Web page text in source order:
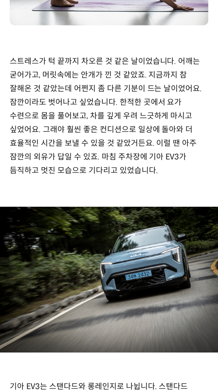
스트레스가 턱 끝까지 차오른 것 같은 날이었습니다. 어깨는
굳어가고, 머릿속에는 안개가 낀 것 같았죠. 지금까지 참
잘해온 것 같았는데 어쩐지 좀 다른 기분이 드는 날이었어요.
잠깐이라도 벗어나고 싶었습니다. 한적한 곳에서 요가
수련으로 몸을 풀어보고, 차를 깊게 우려 느긋하게 마시고
싶었어요. 그래야 훨씬 좋은 컨디션으로 일상에 돌아와 더
효율적인 시간을 보낼 수 있을 것 같았거든요. 이럴 땐 아주
잠깐의 외유가 답일 수 있죠. 마침 주차장에 기아 EV3가
듬직하고 멋진 모습으로 기다리고 있었습니다.
기아 EV3는 스탠다드와 롱레인지로 나뉩니다. 스탠다드